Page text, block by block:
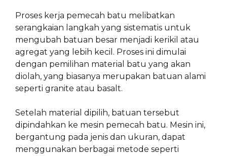
Proses kerja pemecah batu melibatkan
serangkaian langkah yang sistematis untuk
mengubah batuan besar menjadi kerikil atau
agregat yang lebih kecil. Proses ini dimulai
dengan pemilihan material batu yang akan
diolah, yang biasanya merupakan batuan alami
seperti granite atau basalt.
Setelah material dipilih, batuan tersebut
dipindahkan ke mesin pemecah batu. Mesin ini,
bergantung pada jenis dan ukuran, dapat
menggunakan berbagai metode seperti